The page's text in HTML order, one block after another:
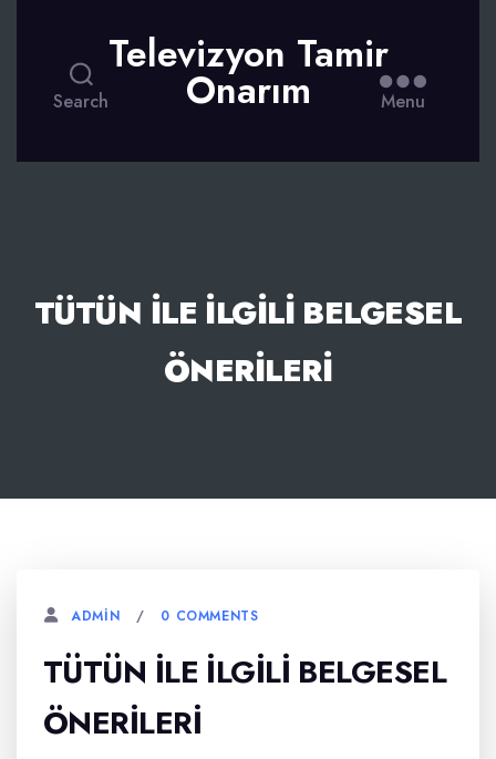
Search
Televizyon Tamir
Onarım Menu
TÜTÜN İLE İLGILI BELGESEL
ÖNERILERI
ADMIN 0 COMMENTS
TÜTÜN İLE İLGILI BELGESEL
ÖNERILERI